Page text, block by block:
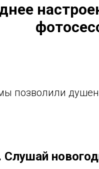
позволили
Слушай